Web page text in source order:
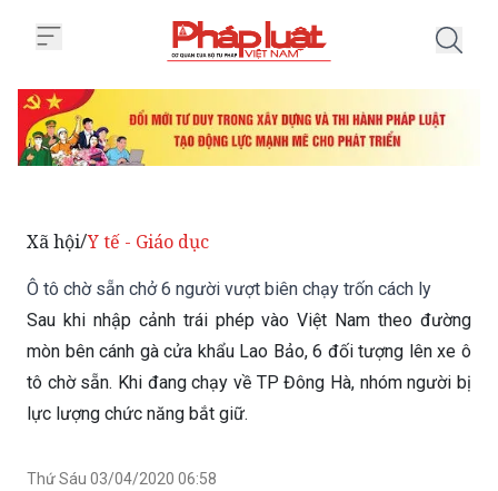
Xã hội/Y tế - Giáo dục
Ô tô chờ sẵn chở 6 người vượt biên chạy trốn cách ly
Sau khi nhập cảnh trái phép vào Việt Nam theo đường
mòn bên cánh gà cửa khẩu Lao Bảo, 6 đối tượng lên xe ô
tô chờ sẵn. Khi đang chạy về TP Đông Hà, nhóm người bị
lực lượng chức năng bắt giữ.
Thứ Sáu 03/04/2020 06:58